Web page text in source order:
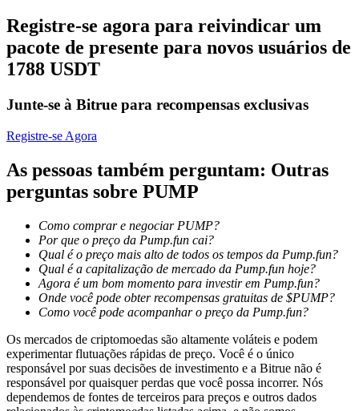
Bloqueios de BTR
Investimentos exclusivos para titulares de BTR
Empréstimos
Serviço de empréstimo apoiado por criptografia
Registre-se agora para reivindicar um
pacote de presente para novos usuários de
1788 USDT
Junte-se à Bitrue para recompensas exclusivas
Registre-se Agora
As pessoas também perguntam: Outras
perguntas sobre PUMP
Como comprar e negociar PUMP?
Por que o preço da Pump.fun cai?
Qual é o preço mais alto de todos os tempos da Pump.fun?
Qual é a capitalização de mercado da Pump.fun hoje?
Agora é um bom momento para investir em Pump.fun?
Onde você pode obter recompensas gratuitas de $PUMP?
Como você pode acompanhar o preço da Pump.fun?
Os mercados de criptomoedas são altamente voláteis e podem
experimentar flutuações rápidas de preço. Você é o único
responsável por suas decisões de investimento e a Bitrue não é
responsável por quaisquer perdas que você possa incorrer. Nós
dependemos de fontes de terceiros para preços e outros dados